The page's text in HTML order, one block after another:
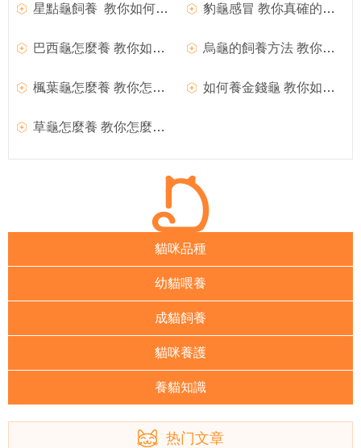
星點龜飼養 教你如何正確飼養星點龜 豹龜感冒 教你真確的治療豹龜的感冒
巴西龜怎麼養 教你如何正確飼養巴西龜 烏龜的飼養方法 教你如何飼養烏龜
楓葉龜怎麼養 教你怎麼飼養楓葉龜 如何養金錢龜 教你如何養金錢龜
草龜怎麼養 教你怎麼去養草龜
貓咪品種
幼貓喂養
成貓飼養
貓咪養護
養貓知識
热门文章